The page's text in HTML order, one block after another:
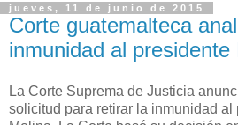
jueves, 11 de junio de 2015
Corte guatemalteca
inmunidad al
La Corte Suprema de Justicia
solicitud para retirar la inmunidad al